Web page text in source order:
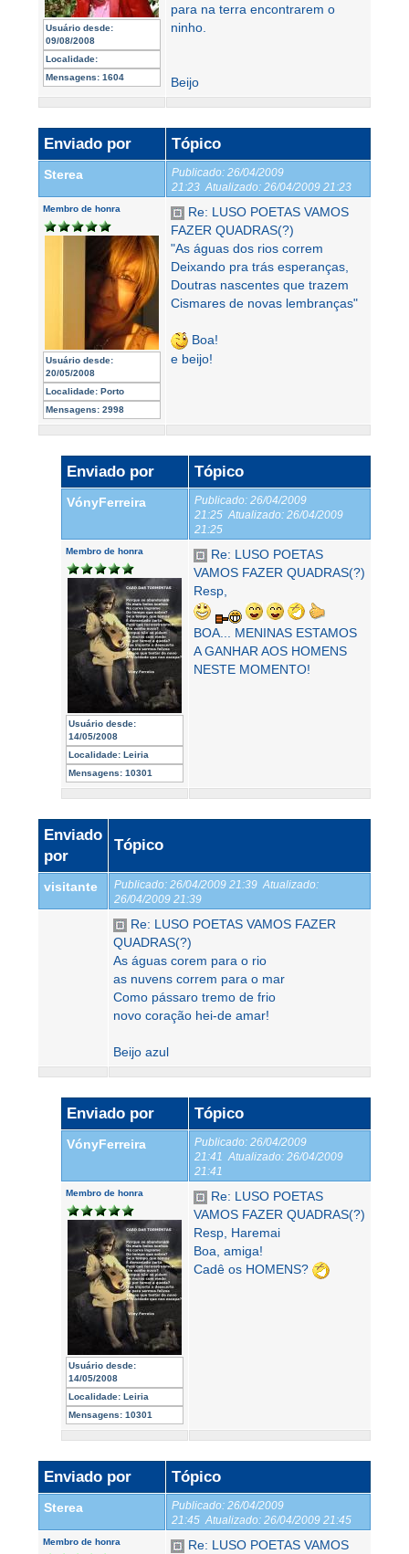
Usuário desde:
09/08/2008
Localidade:
Mensagens: 1604
para na terra encontrarem o
ninho.
Beijo
Enviado por Tópico
Sterea Publicado: 26/04/2009
21:23 Atualizado: 26/04/2009 21:23
Membro de honra
Usuário desde:
20/05/2008
Localidade: Porto
Mensagens: 2998
Re: LUSO POETAS VAMOS
FAZER QUADRAS(?)
"As águas dos rios correm
Deixando pra trás esperanças,
Doutras nascentes que trazem
Cismares de novas lembranças"
Boa!
e beijo!
Enviado por Tópico
VónyFerreira Publicado: 26/04/2009
21:25 Atualizado: 26/04/2009
21:25
Membro de honra
Usuário desde:
14/05/2008
Localidade: Leiria
Mensagens: 10301
Re: LUSO POETAS
VAMOS FAZER QUADRAS(?)
Resp,
BOA... MENINAS ESTAMOS
A GANHAR AOS HOMENS
NESTE MOMENTO!
Enviado
por
Tópico
visitante Publicado: 26/04/2009 21:39 Atualizado:
26/04/2009 21:39
Re: LUSO POETAS VAMOS FAZER
QUADRAS(?)
As águas corem para o rio
as nuvens correm para o mar
Como pássaro tremo de frio
novo coração hei-de amar!
Beijo azul
Enviado por Tópico
VónyFerreira Publicado: 26/04/2009
21:41 Atualizado: 26/04/2009
21:41
Membro de honra
Usuário desde:
14/05/2008
Localidade: Leiria
Mensagens: 10301
Re: LUSO POETAS
VAMOS FAZER QUADRAS(?)
Resp, Haremai
Boa, amiga!
Cadê os HOMENS?
Enviado por Tópico
Sterea Publicado: 26/04/2009
21:45 Atualizado: 26/04/2009 21:45
Membro de honra
Re: LUSO POETAS VAMOS